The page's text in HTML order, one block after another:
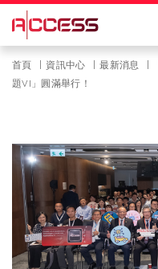
Skip
main
生活@科大
校園地圖及指南
Breadcrumb
首頁 資訊中心 最新消息
題VI」圓滿舉行！